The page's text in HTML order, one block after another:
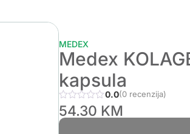
MEDEX
Medex
kapsula
0.0(0 recenzija)
54.30 KM